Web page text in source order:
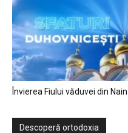
Învierea Fiului văduvei din Nain
Descoperă ortodoxia